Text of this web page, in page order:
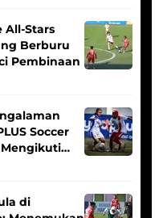
All-Stars
Berburu
Pembinaan
Soccer
Mengikuti
di